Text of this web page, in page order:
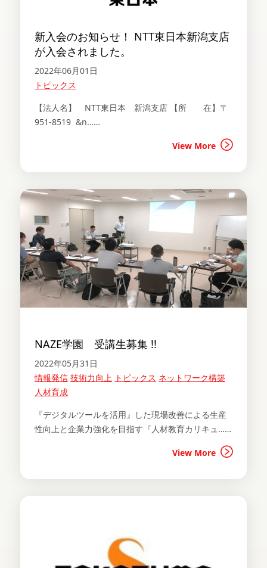
新入会のお知らせ！ NTT東日本新潟支店
が入会されました。
2022年06月01日
トピックス
【法人名】 NTT東日本 新潟支店 【所 在】〒
951-8519 &n……
View More
NAZE学園 受講生募集 !!
2022年05月31日
情報発信 技術力向上 トピックス ネットワーク構築
人材育成
『デジタルツールを活用』した現場改善による生産
性向上と企業力強化を目指す『人材教育カリキュ……
View More